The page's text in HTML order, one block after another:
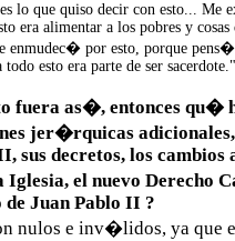
lo que quiso decir con esto... Me
era alimentar a los pobres y cosas
enmudec� por esto, porque
todo esto era parte de ser sacerdote."
fuera as�, entonces qu�
jer�rquicas
sus decretos, los
Iglesia, el nuevo Derecho
de Juan Pablo II ?
nulos e inv�lidos, ya que